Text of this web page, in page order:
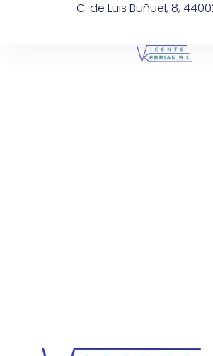
C. de Luis Buñuel, 8,